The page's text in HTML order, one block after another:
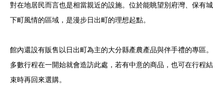
對在地居民而言也是相當親近的設施。位於能眺望別府灣、保有城
下町風情的區域，是漫步日出町的理想起點。
館內還設有販售以日出町為主的大分縣產農產品與伴手禮的專區。
多數行程在一開始就會造訪此處，若有中意的商品，也可在行程結
束時再回來選購。